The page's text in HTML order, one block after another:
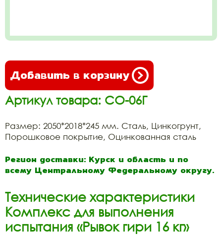
Добавить в корзину
Артикул товара: СО-06Г
Размер: 2050*2018*245 мм. Сталь, Цинкогрунт,
Порошковое покрытие, Оцинкованная сталь
Регион доставки: Курск и область и по
всему Центральному Федеральному округу.
Технические характеристики
Комплекс для выполнения
испытания «Рывок гири 16 кг»